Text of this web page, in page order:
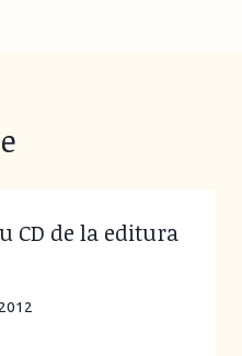
CD de la editura